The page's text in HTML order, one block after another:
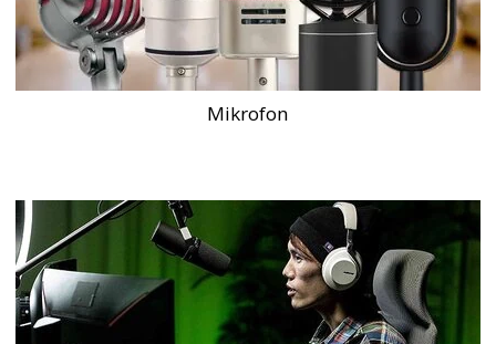
Mikrofon